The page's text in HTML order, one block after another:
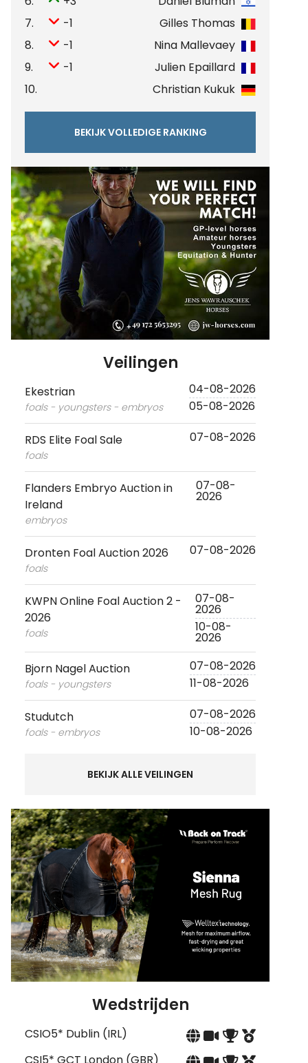
7.
-1
Gilles Thomas
8.
-1
Nina Mallevaey
9.
-1
Julien Epaillard
10.
Christian Kukuk
BEKIJK VOLLEDIGE RANKING
Veilingen
Ekestrian
foals - youngsters - embryos
04-08-2026
05-08-2026
RDS Elite Foal Sale
foals
07-08-2026
Flanders Embryo Auction in
Ireland
embryos
07-08-
2026
Dronten Foal Auction 2026
foals
07-08-2026
KWPN Online Foal Auction 2 -
2026
foals
07-08-
2026
10-08-
2026
Bjorn Nagel Auction
foals - youngsters
07-08-2026
11-08-2026
Studutch
foals - embryos
07-08-2026
10-08-2026
BEKIJK ALLE VEILINGEN
Wedstrijden
CSIO5* Dublin (IRL)
CSI5* GCT London (GBR)